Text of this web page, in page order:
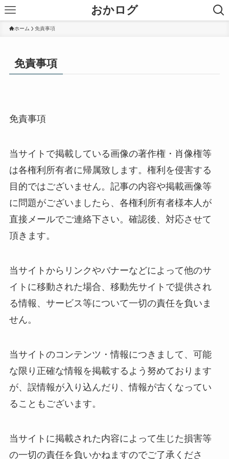
おかログ
ホーム 免責事項
免責事項
免責事項
当サイトで掲載している画像の著作権・肖像権等
は各権利所有者に帰属致します。権利を侵害する
目的ではございません。記事の内容や掲載画像等
に問題がございましたら、各権利所有者様本人が
直接メールでご連絡下さい。確認後、対応させて
頂きます。
当サイトからリンクやバナーなどによって他のサ
イトに移動された場合、移動先サイトで提供され
る情報、サービス等について一切の責任を負いま
せん。
当サイトのコンテンツ・情報につきまして、可能
な限り正確な情報を掲載するよう努めております
が、誤情報が入り込んだり、情報が古くなってい
ることもございます。
当サイトに掲載された内容によって生じた損害等
の一切の責任を負いかねますのでご了承くださ